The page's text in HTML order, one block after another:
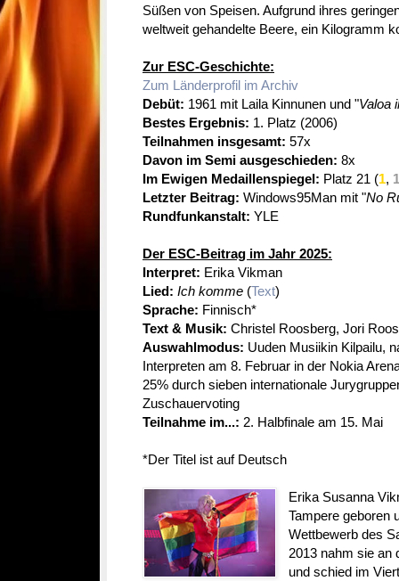
Süßen von Speisen. Aufgrund ihres
weltweit gehandelte Beere, ein Kilogramm
Zur ESC-Geschichte:
Zum Länderprofil im Archiv
Debüt: 1961 mit Laila Kinnunen und "Valoa
Bestes Ergebnis: 1. Platz (2006)
Teilnahmen insgesamt: 57x
Davon im Semi ausgeschieden: 8x
Im Ewigen Medaillenspiegel: Platz 21 (1, 1
Letzter Beitrag: Windows95Man mit "No
Rundfunkanstalt: YLE
Der ESC-Beitrag im Jahr 2025:
Interpret: Erika Vikman
Lied: Ich komme (Text)
Sprache: Finnisch*
Text & Musik: Christel Roosberg, Jori
Auswahlmodus: Uuden Musiikin Kilpailu,
Interpreten am 8. Februar in der Nokia
25% durch sieben internationale
Zuschauervoting
Teilnahme im...: 2. Halbfinale am 15. Mai
*Der Titel ist auf Deutsch
Erika Susanna
Tampere geboren
Wettbewerb des
2013 nahm sie an
und schied im